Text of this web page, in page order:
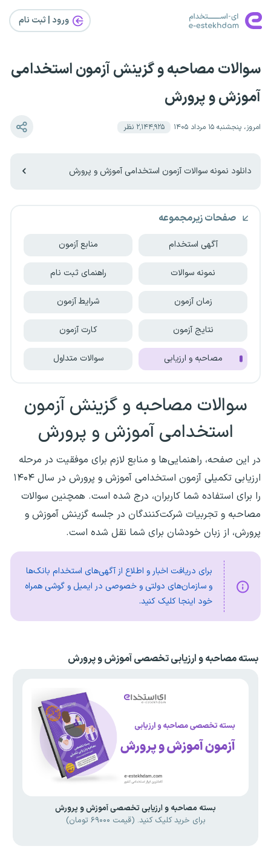
ورود | ثبت‌ نام
سوالات مصاحبه و گزینش آزمون استخدامی
آموزش و پرورش
امروز، پنجشنبه ۱۵ مرداد ۱۴۰۵ ۲٬۱۴۴٬۹۲۵ نظر
دانلود نمونه سوالات آزمون استخدامی آموزش و پرورش
صفحات زیرمجموعه
آگهی استخدام منابع آزمون
نمونه سوالات راهنمای ثبت نام
زمان آزمون شرایط آزمون
نتایج آزمون کارت آزمون
مصاحبه و ارزیابی سوالات متداول
سوالات مصاحبه و گزینش آزمون
استخدامی آموزش و پرورش
در این صفحه، راهنمایی‌ها و منابع لازم برای موفقیت در مرحله
ارزیابی تکمیلی آزمون استخدامی آموزش و پرورش در سال ۱۴۰۴
را برای استفاده شما کاربران، درج شده است. همچنین سوالات
مصاحبه و تجربیات شرکت‌کنندگان در جلسه گزینش آموزش و
پرورش، از زبان خودشان برای شما نقل شده است.
برای دریافت اخبار و اطلاع از آگهی‌های استخدام بانک‌ها
و سازمان‌های دولتی و خصوصی در ایمیل و گوشی همراه
خود اینجا کلیک کنید.
بسته مصاحبه و ارزیابی تخصصی آموزش و پرورش
بسته مصاحبه و ارزیابی تخصصی آموزش و پرورش
برای خرید کلیک کنید. (قیمت ۶۹۰۰۰ تومان)